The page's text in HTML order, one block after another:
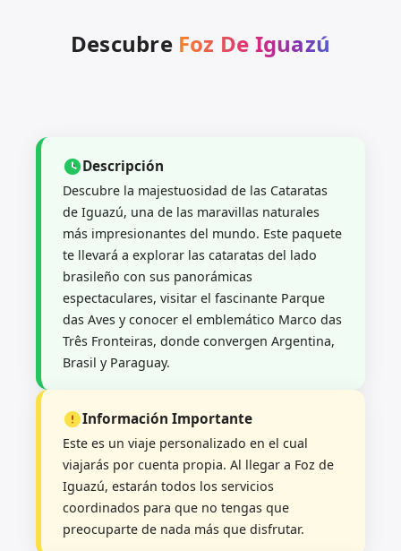
Descubre Foz De Iguazú
Descripción
Descubre la majestuosidad de las Cataratas
de Iguazú, una de las maravillas naturales
más impresionantes del mundo. Este paquete
te llevará a explorar las cataratas del lado
brasileño con sus panorámicas
espectaculares, visitar el fascinante Parque
das Aves y conocer el emblemático Marco das
Três Fronteiras, donde convergen Argentina,
Brasil y Paraguay.
Información Importante
Este es un viaje personalizado en el cual
viajarás por cuenta propia. Al llegar a Foz de
Iguazú, estarán todos los servicios
coordinados para que no tengas que
preocuparte de nada más que disfrutar.